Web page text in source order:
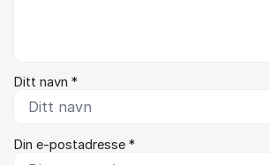
Ditt navn *
Din e-postadresse *